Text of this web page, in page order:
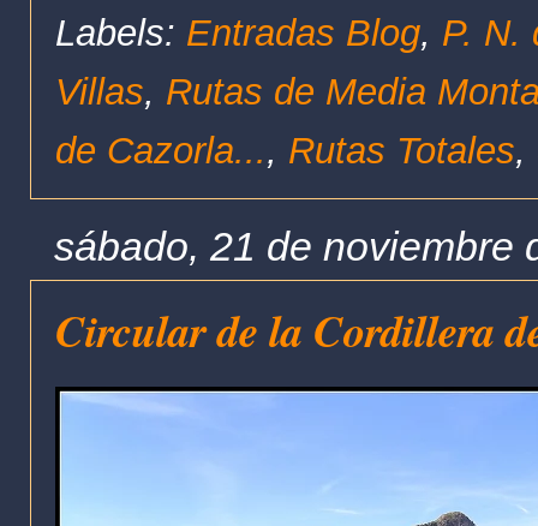
Labels: Entradas Blog, P. N.
Villas, Rutas de Media
de Cazorla..., Rutas Totales,
sábado, 21 de noviembre
Circular de la Cordillera